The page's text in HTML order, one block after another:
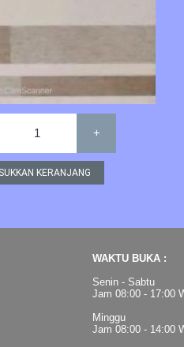
1 +
WAKTU BUKA :
Senin - Sabtu
Jam 08:00 - 17:00
Minggu
Jam 08:00 - 14:00